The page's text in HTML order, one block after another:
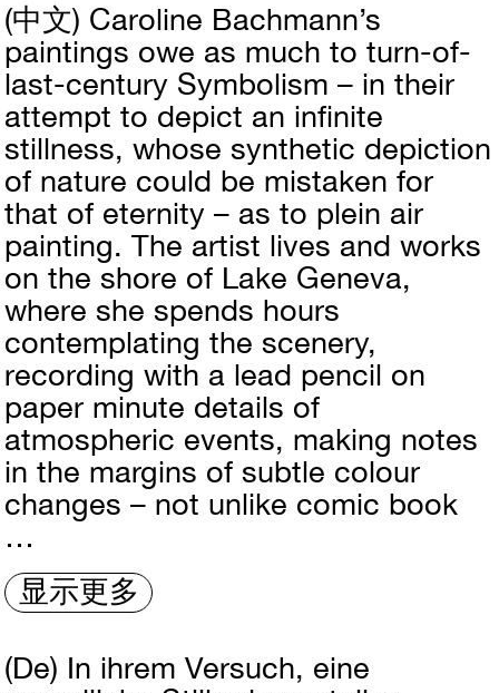
(中文) Caroline Bachmann’s
paintings owe as much to turn-of-
last-century Symbolism – in their
attempt to depict an infinite
stillness, whose synthetic depiction
of nature could be mistaken for
that of eternity – as to plein air
painting. The artist lives and works
on the shore of Lake Geneva,
where she spends hours
contemplating the scenery,
recording with a lead pencil on
paper minute details of
atmospheric events, making notes
in the margins of subtle colour
changes – not unlike comic book
…
显示更多
(De) In ihrem Versuch, eine